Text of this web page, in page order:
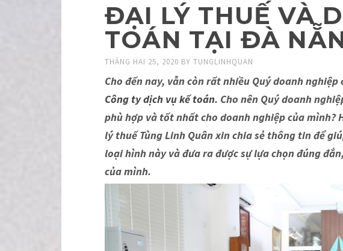
ĐẠI LÝ THUẾ VÀ
TOÁN TẠI ĐÀ
THÁNG HAI 25, 2020 BY TUNGLINHQUAN
Cho đến nay, vẫn còn rất nhiều Quý doanh
Công ty dịch vụ kế toán. Cho nên Quý doanh
phù hợp và tốt nhất cho doanh nghiệp của mình?
lý thuế Tùng Linh Quân xin chia sẻ thông tin để
loại hình này và đưa ra được sự lựa chọn đúng
của mình.